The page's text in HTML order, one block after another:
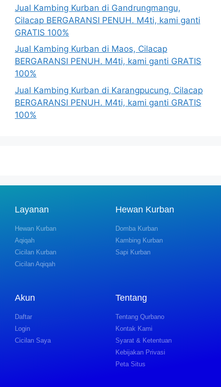
Jual Kambing Kurban di Gandrungmangu,
Cilacap BERGARANSI PENUH. M4ti, kami ganti
GRATIS 100%
Jual Kambing Kurban di Maos, Cilacap
BERGARANSI PENUH. M4ti, kami ganti GRATIS
100%
Jual Kambing Kurban di Karangpucung, Cilacap
BERGARANSI PENUH. M4ti, kami ganti GRATIS
100%
Layanan
Hewan Kurban
Aqiqah
Cicilan Kurban
Cicilan Aqiqah
Hewan Kurban
Domba Kurban
Kambing Kurban
Sapi Kurban
Akun
Daftar
Login
Cicilan Saya
Tentang
Tentang Qurbano
Kontak Kami
Syarat & Ketentuan
Kebijakan Privasi
Peta Situs